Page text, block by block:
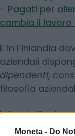
Moneta - Do
– Pagati per
cambia il lavoro
E in Finlandia
aziendali
dipendenti,
filosofia
Infine la
aiuto